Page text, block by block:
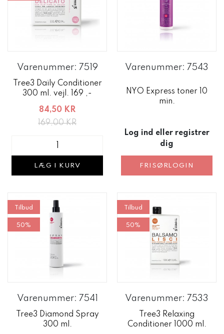
Varenummer: 7519
Tree3 Daily Conditioner
300 ml. vejl. 169 ,-
84,50 KR
169,00 KR
LÆG I KURV
Varenummer: 7543
NYO Express toner 10
min.
Log ind eller registrer
dig
FRISØRLOGIN
Tilbud
50%
Varenummer: 7541
Tree3 Diamond Spray
300 ml.
Tilbud
50%
Varenummer: 7533
Tree3 Relaxing
Conditioner 1000 ml.